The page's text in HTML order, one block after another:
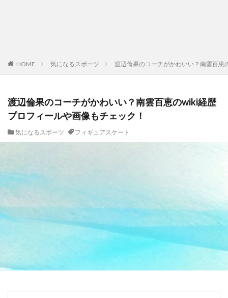
HOME 気になるスポーツ 渡辺倫果のコーチがかわいい？南雲百
渡辺倫果のコーチがかわいい？南雲百恵のwiki経歴
プロフィールや画像もチェック！
気になるスポーツ フィギュアスケート